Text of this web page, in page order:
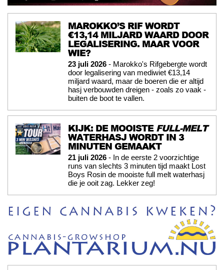
MAROKKO’S RIF WORDT
€13,14 MILJARD WAARD DOOR
LEGALISERING. MAAR VOOR
WIE?
23 juli 2026 - Marokko's Rifgebergte wordt
door legalisering van mediwiet €13,14
miljard waard, maar de boeren die er altijd
hasj verbouwden dreigen - zoals zo vaak -
buiten de boot te vallen.
KIJK: DE MOOISTEFULL-MELT
WATERHASJ WORDT IN 3
MINUTEN GEMAAKT
21 juli 2026 - In de eerste 2 voorzichtige
runs van slechts 3 minuten tijd maakt Lost
Boys Rosin de mooiste full melt waterhasj
die je ooit zag. Lekker zeg!